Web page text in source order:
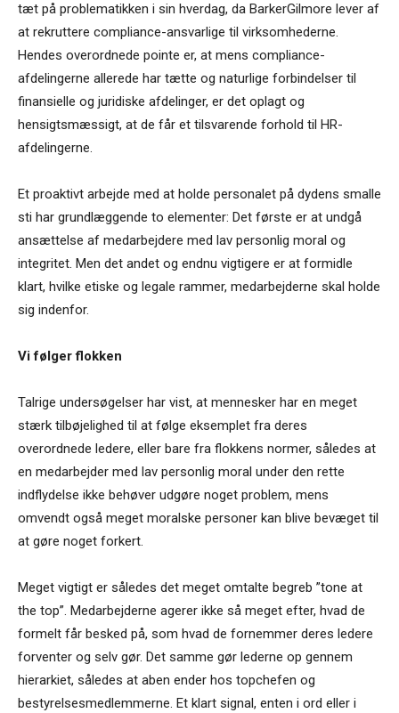
tæt på problematikken i sin hverdag, da BarkerGilmore lever af
at rekruttere compliance-ansvarlige til virksomhederne.
Hendes overordnede pointe er, at mens compliance-
afdelingerne allerede har tætte og naturlige forbindelser til
finansielle og juridiske afdelinger, er det oplagt og
hensigtsmæssigt, at de får et tilsvarende forhold til HR-
afdelingerne.
Et proaktivt arbejde med at holde personalet på dydens smalle
sti har grundlæggende to elementer: Det første er at undgå
ansættelse af medarbejdere med lav personlig moral og
integritet. Men det andet og endnu vigtigere er at formidle
klart, hvilke etiske og legale rammer, medarbejderne skal holde
sig indenfor.
Vi følger flokken
Talrige undersøgelser har vist, at mennesker har en meget
stærk tilbøjelighed til at følge eksemplet fra deres
overordnede ledere, eller bare fra flokkens normer, således at
en medarbejder med lav personlig moral under den rette
indflydelse ikke behøver udgøre noget problem, mens
omvendt også meget moralske personer kan blive bevæget til
at gøre noget forkert.
Meget vigtigt er således det meget omtalte begreb ”tone at
the top”. Medarbejderne agerer ikke så meget efter, hvad de
formelt får besked på, som hvad de fornemmer deres ledere
forventer og selv gør. Det samme gør lederne op gennem
hierarkiet, således at aben ender hos topchefen og
bestyrelsesmedlemmerne. Et klart signal, enten i ord eller i